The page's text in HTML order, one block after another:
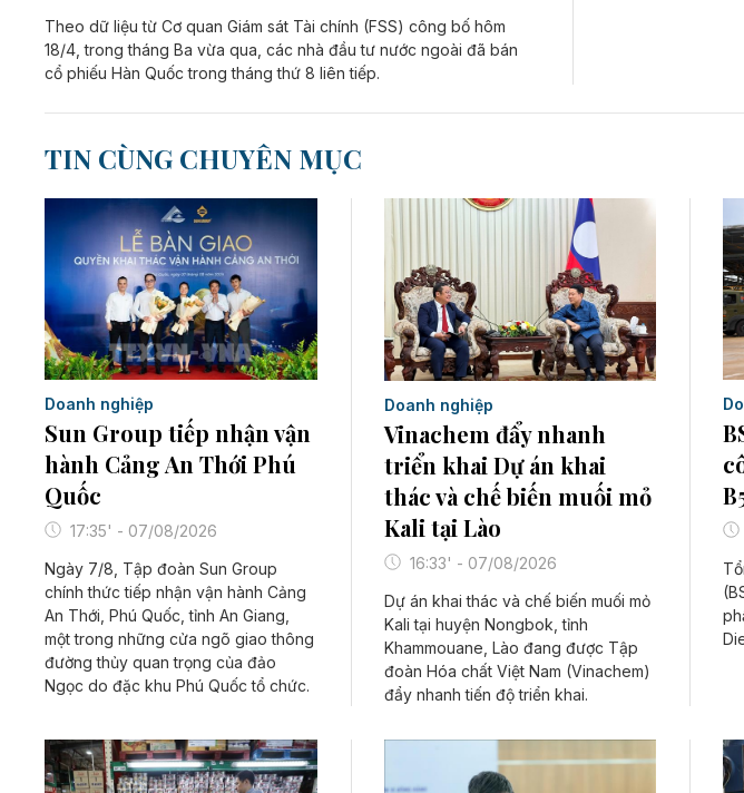
Theo dữ liệu từ Cơ quan Giám sát Tài chính (FSS) công bố hôm
18/4, trong tháng Ba vừa qua, các nhà đầu tư nước ngoài đã bán
cổ phiếu Hàn Quốc trong tháng thứ 8 liên tiếp.
TIN CÙNG CHUYÊN MỤC
Doanh nghiệp
Sun Group tiếp nhận vận
hành Cảng An Thới Phú
Quốc
17:35' - 07/08/2026
Ngày 7/8, Tập đoàn Sun Group
chính thức tiếp nhận vận hành Cảng
An Thới, Phú Quốc, tỉnh An Giang,
một trong những cửa ngõ giao thông
đường thủy quan trọng của đảo
Ngọc do đặc khu Phú Quốc tổ chức.
Doanh nghiệp
Vinachem đẩy nhanh
triển khai Dự án khai
thác và chế biến muối mỏ
Kali tại Lào
16:33' - 07/08/2026
Dự án khai thác và chế biến muối mỏ
Kali tại huyện Nongbok, tỉnh
Khammouane, Lào đang được Tập
đoàn Hóa chất Việt Nam (Vinachem)
đẩy nhanh tiến độ triển khai.